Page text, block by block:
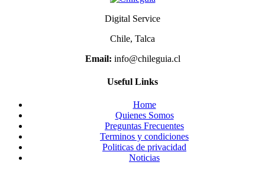
Digital Service
Chile, Talca
Email: info@chileguia.cl
Useful Links
Home
Quienes Somos
Preguntas Frecuentes
Terminos y condiciones
Politicas de privacidad
Noticias